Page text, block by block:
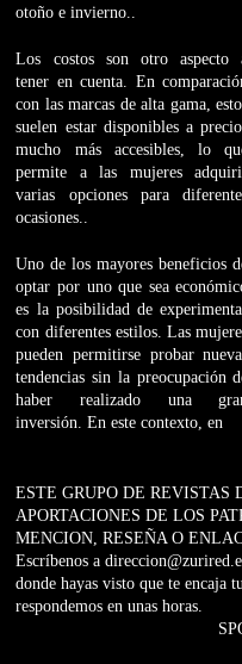
otoño e invierno..
Los costos son otro aspecto
tener en cuenta. En
con las marcas de alta gama,
suelen estar disponibles a
mucho más accesibles, lo
permite a las mujeres
varias opciones para
ocasiones..
Uno de los mayores beneficios
optar por uno que sea
es la posibilidad de
con diferentes estilos. Las
pueden permitirse probar
tendencias sin la preocupación
haber realizado una
inversión. En este contexto, en
ESTE GRUPO DE
APORTACIONES DE LOS
MENCION, RESEÑA O
Escríbenos a
donde hayas visto que te encaja
respondemos en unas horas.